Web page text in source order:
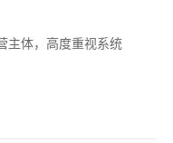
主体，高度重视系统